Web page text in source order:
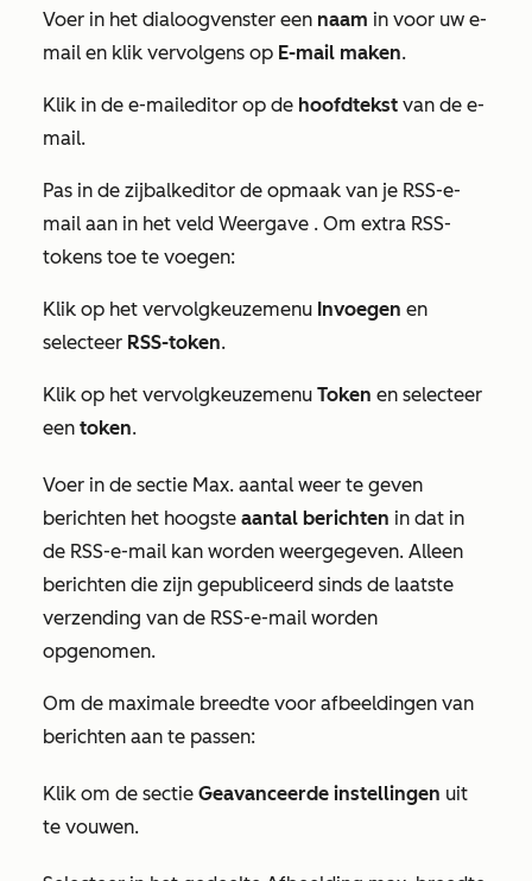
Voer in het dialoogvenster een naam in voor uw e-
mail en klik vervolgens op E-mail maken.
Klik in de e-maileditor op de hoofdtekst van de e-
mail.
Pas in de zijbalkeditor de opmaak van je RSS-e-
mail aan in het veld Weergave . Om extra RSS-
tokens toe te voegen:
Klik op het vervolgkeuzemenu Invoegen en
selecteer RSS-token.
Klik op het vervolgkeuzemenu Token en selecteer
een token.
Voer in de sectie Max. aantal weer te geven
berichten het hoogste aantal berichten in dat in
de RSS-e-mail kan worden weergegeven. Alleen
berichten die zijn gepubliceerd sinds de laatste
verzending van de RSS-e-mail worden
opgenomen.
Om de maximale breedte voor afbeeldingen van
berichten aan te passen:
Klik om de sectie Geavanceerde instellingen uit
te vouwen.